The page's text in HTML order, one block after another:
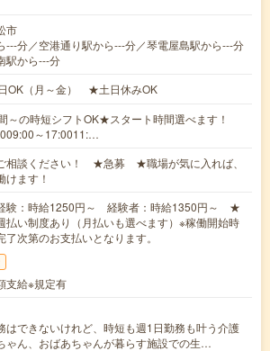
市
---分／空港通り駅から---分／琴電屋島駅から---分
駅から---分
OK（月～金） ★土日休みOK
～の時短シフトOK★スタート時間選べます！
～17:0011:…
相談ください！ ★急募 ★職場が気に入れば、
けます！
験：時給1250円～ 経験者：時給1350円～ ★
払い制度あり（月払いも選べます）※稼働開始時
了次第のお支払いとなります。
支給※規定有
はできないけれど、時短も週1日勤務も叶う介護
ゃん、おばあちゃんが暮らす施設での生…